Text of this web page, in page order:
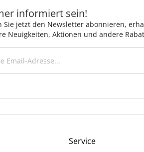
informiert sein!
Sie jetzt den Newsletter abonnieren,
Neuigkeiten, Aktionen und andere
Service